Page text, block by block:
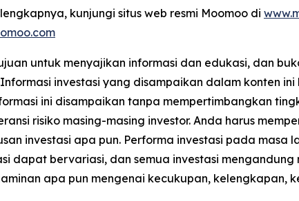
kunjungi situs web resmi Moomoo di
untuk menyajikan informasi dan edukasi, dan
investasi yang disampaikan dalam konten
ini disampaikan tanpa mempertimbangkan
risiko masing-masing investor. Anda harus
investasi apa pun. Performa investasi pada
dapat bervariasi, dan semua investasi
apa pun mengenai kecukupan,